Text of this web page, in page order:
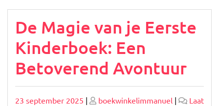
De Magie van je Eerste
Kinderboek: Een
Betoverend Avontuur
Geplaatst
23 september 2025 | Geplaatst
boekwinkelimmanuel |
Laat